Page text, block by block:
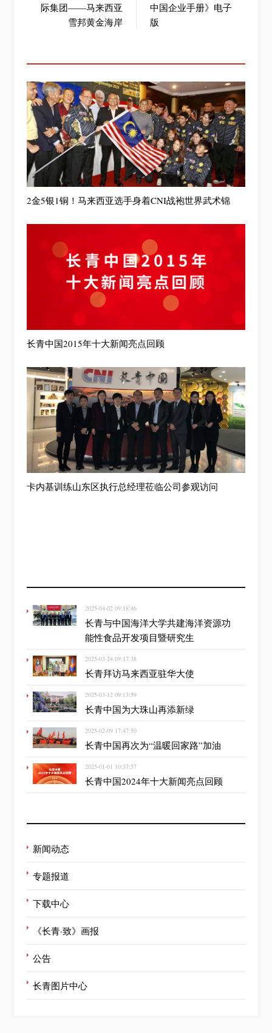
际集团——马来西亚
雪邦黄金海岸
中国企业手册》电子
版
2金5银1铜！马来西亚选手身着CNI战袍世界武术锦
长青中国2015年十大新闻亮点回顾
卡内基训练山东区执行总经理莅临公司参观访问
2025-04-02 09:18:46
长青与中国海洋大学共建海洋资源功
能性食品开发项目暨研究生
2025-03-24 09:17:38
长青拜访马来西亚驻华大使
2025-03-12 09:13:59
长青中国为大珠山再添新绿
2025-02-09 17:47:50
长青中国再次为“温暖回家路”加油
2025-01-01 10:37:57
长青中国2024年十大新闻亮点回顾
新闻动态
专题报道
下载中心
《长青·致》画报
公告
长青图片中心